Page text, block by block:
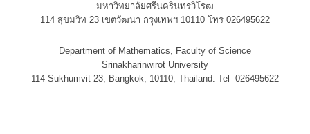
มหาวิทยาลัยศรีนครินทรวิโรฒ
114 สุขมวิท 23 เขตวัฒนา กรุงเทพฯ 10110 โทร 026495622
Department of Mathematics, Faculty of Science
Srinakharinwirot University
114 Sukhumvit 23, Bangkok, 10110, Thailand. Tel 026495622